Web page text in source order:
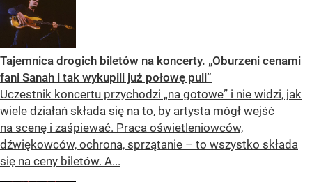
Tajemnica drogich biletów na koncerty. „Oburzeni cenami
fani Sanah i tak wykupili już połowę puli”
Uczestnik koncertu przychodzi „na gotowe” i nie widzi, jak
wiele działań składa się na to, by artysta mógł wejść
na scenę i zaśpiewać. Praca oświetleniowców,
dźwiękowców, ochrona, sprzątanie – to wszystko składa
się na ceny biletów. A...